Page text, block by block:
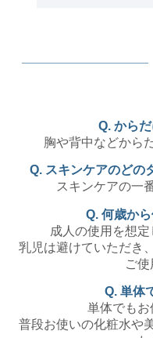
Q. から
胸や背中などから
Q. スキンケアのどの
スキンケアの一
Q. 何歳か
成人の使用を想定
乳児は避けていただき
ご使
Q. 単体
単体でもお
普段お使いの化粧水や